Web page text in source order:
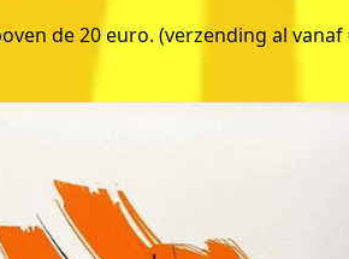
de 20 euro. (verzending al vanaf